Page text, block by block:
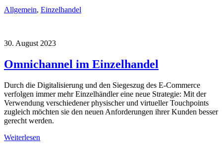
Allgemein, Einzelhandel
30. August 2023
Omnichannel im Einzelhandel
Durch die Digitalisierung und den Siegeszug des E-Commerce
verfolgen immer mehr Einzelhändler eine neue Strategie: Mit der
Verwendung verschiedener physischer und virtueller Touchpoints
zugleich möchten sie den neuen Anforderungen ihrer Kunden besser
gerecht werden.
Weiterlesen